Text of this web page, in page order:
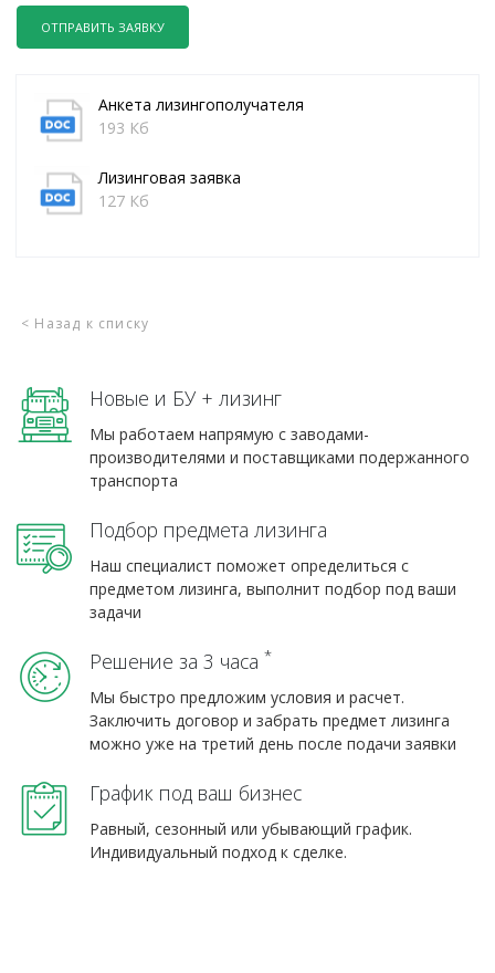
ОТПРАВИТЬ ЗАЯВКУ
Анкета лизингополучателя
193 Кб
Лизинговая заявка
127 Кб
< Назад к списку
Новые и БУ + лизинг
Мы работаем напрямую с заводами-
производителями и поставщиками подержанного
транспорта
Подбор предмета лизинга
Наш специалист поможет определиться с
предметом лизинга, выполнит подбор под ваши
задачи
Решение за 3 часа *
Мы быстро предложим условия и расчет.
Заключить договор и забрать предмет лизинга
можно уже на третий день после подачи заявки
График под ваш бизнес
Равный, сезонный или убывающий график.
Индивидуальный подход к сделке.